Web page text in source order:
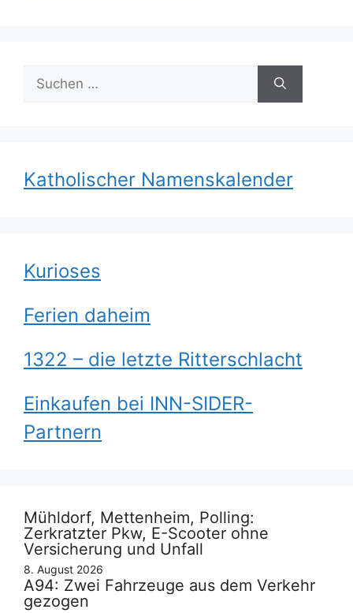
nach:
Katholischer Namenskalender
Kurioses
Ferien daheim
1322 – die letzte Ritterschlacht
Einkaufen bei INN-SIDER-
Partnern
Mühldorf, Mettenheim, Polling:
Zerkratzter Pkw, E-Scooter ohne
Versicherung und Unfall
8. August 2026
A94: Zwei Fahrzeuge aus dem Verkehr
gezogen